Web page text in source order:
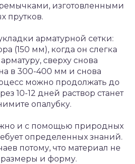
изготовленными
прутков.
арматурной сетки:
(150 мм), когда он слегка
сверху снова
в 300-400 мм и снова
можно продолжать до
10-12 дней раствор станет
опалубку.
и с помощью природных
определенных знаний.
потому, что материал не
и форму.